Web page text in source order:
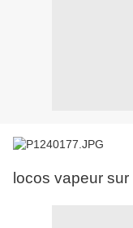
locos vapeur